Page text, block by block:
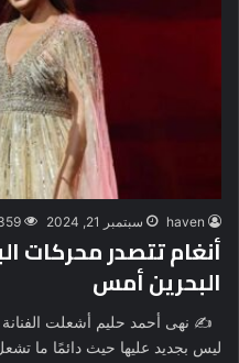
haven سبتمبر 21, 2024
أنغام تتصدر محركات
البحرين أمس
✍️ نهى أحمد حليم أشعلت الفنانة
ليس بجديد عليها حيث دائمًا ما